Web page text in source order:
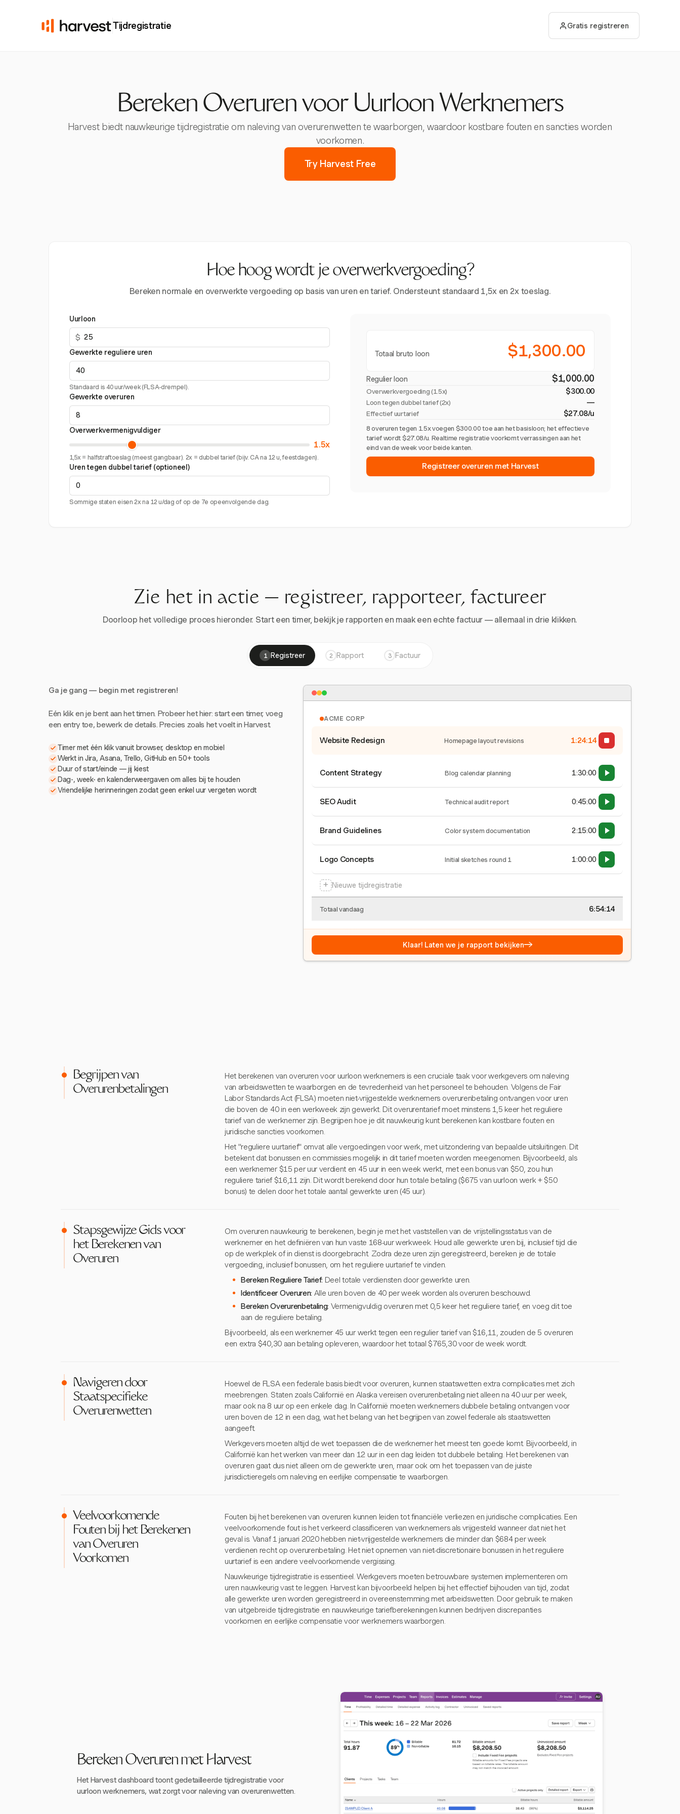
Tijdregistratie Gratis registreren
Bereken Overuren voor Uurloon Werknemers
Harvest biedt nauwkeurige tijdregistratie om naleving van overurenwetten te waarborgen, waardoor kostbare fouten en sancties worden
voorkomen.
Try Harvest Free
Hoe hoog wordt je overwerkvergoeding?
Bereken normale en overwerkte vergoeding op basis van uren en tarief. Ondersteunt standaard 1,5x en 2x toeslag.
Uurloon
$
Gewerkte reguliere uren
Standaard is 40 uur/week (FLSA-drempel).
Gewerkte overuren
Overwerkvermenigvuldiger
1.5x
1,5x = halfstraftoeslag (meest gangbaar). 2x = dubbel tarief (bijv. CA na 12 u, feestdagen).
Uren tegen dubbel tarief (optioneel)
Sommige staten eisen 2x na 12 u/dag of op de 7e opeenvolgende dag.
Totaal bruto loon $1,300.00
Regulier loon $1,000.00
Overwerkvergoeding (1.5x) $300.00
Loon tegen dubbel tarief (2x) —
Effectief uurtarief $27.08/u
8 overuren tegen 1.5x voegen $300.00 toe aan het basisloon; het effectieve
tarief wordt $27.08/u. Realtime registratie voorkomt verrassingen aan het
eind van de week voor beide kanten.
Registreer overuren met Harvest
Zie het in actie — registreer, rapporteer, factureer
Doorloop het volledige proces hieronder. Start een timer, bekijk je rapporten en maak een echte factuur — allemaal in drie klikken.
1 Registreer 2 Rapport 3 Factuur
Ga je gang — begin met registreren!
Eén klik en je bent aan het timen. Probeer het hier: start een timer, voeg
een entry toe, bewerk de details. Precies zoals het voelt in Harvest.
Timer met één klik vanuit browser, desktop en mobiel
Werkt in Jira, Asana, Trello, GitHub en 50+ tools
Duur of start/einde — jij kiest
Dag-, week- en kalenderweergaven om alles bij te houden
Vriendelijke herinneringen zodat geen enkel uur vergeten wordt
ACME CORP
Website Redesign Homepage layout revisions 1:24:14
Content Strategy Blog calendar planning 1:30:00
SEO Audit Technical audit report 0:45:00
Brand Guidelines Color system documentation 2:15:00
Logo Concepts Initial sketches round 1 1:00:00
+ Nieuwe tijdregistratie
Totaal vandaag 6:54:14
Klaar! Laten we je rapport bekijken→
Begrijpen van
Overurenbetalingen
Het berekenen van overuren voor uurloon werknemers is een cruciale taak voor werkgevers om naleving
van arbeidswetten te waarborgen en de tevredenheid van het personeel te behouden. Volgens de Fair
Labor Standards Act (FLSA) moeten niet-vrijgestelde werknemers overurenbetaling ontvangen voor uren
die boven de 40 in een werkweek zijn gewerkt. Dit overurentarief moet minstens 1,5 keer het reguliere
tarief van de werknemer zijn. Begrijpen hoe je dit nauwkeurig kunt berekenen kan kostbare fouten en
juridische sancties voorkomen.
Het "reguliere uurtarief" omvat alle vergoedingen voor werk, met uitzondering van bepaalde uitsluitingen. Dit
betekent dat bonussen en commissies mogelijk in dit tarief moeten worden meegenomen. Bijvoorbeeld, als
een werknemer $15 per uur verdient en 45 uur in een week werkt, met een bonus van $50, zou hun
reguliere tarief $16,11 zijn. Dit wordt berekend door hun totale betaling ($675 van uurloon werk + $50
bonus) te delen door het totale aantal gewerkte uren (45 uur).
Stapsgewijze Gids voor
het Berekenen van
Overuren
Om overuren nauwkeurig te berekenen, begin je met het vaststellen van de vrijstellingsstatus van de
werknemer en het definiëren van hun vaste 168-uur werkweek. Houd alle gewerkte uren bij, inclusief tijd die
op de werkplek of in dienst is doorgebracht. Zodra deze uren zijn geregistreerd, bereken je de totale
vergoeding, inclusief bonussen, om het reguliere uurtarief te vinden.
Bereken Reguliere Tarief: Deel totale verdiensten door gewerkte uren.
Identificeer Overuren: Alle uren boven de 40 per week worden als overuren beschouwd.
Bereken Overurenbetaling: Vermenigvuldig overuren met 0,5 keer het reguliere tarief, en voeg dit toe
aan de reguliere betaling.
Bijvoorbeeld, als een werknemer 45 uur werkt tegen een regulier tarief van $16,11, zouden de 5 overuren
een extra $40,30 aan betaling opleveren, waardoor het totaal $765,30 voor de week wordt.
Navigeren door
Staatspecifieke
Overurenwetten
Hoewel de FLSA een federale basis biedt voor overuren, kunnen staatswetten extra complicaties met zich
meebrengen. Staten zoals Californië en Alaska vereisen overurenbetaling niet alleen na 40 uur per week,
maar ook na 8 uur op een enkele dag. In Californië moeten werknemers dubbele betaling ontvangen voor
uren boven de 12 in een dag, wat het belang van het begrijpen van zowel federale als staatswetten
aangeeft.
Werkgevers moeten altijd de wet toepassen die de werknemer het meest ten goede komt. Bijvoorbeeld, in
Californië kan het werken van meer dan 12 uur in een dag leiden tot dubbele betaling. Het berekenen van
overuren gaat dus niet alleen om de gewerkte uren, maar ook om het toepassen van de juiste
jurisdictieregels om naleving en eerlijke compensatie te waarborgen.
Veelvoorkomende
Fouten bij het Berekenen
van Overuren
Voorkomen
Fouten bij het berekenen van overuren kunnen leiden tot financiële verliezen en juridische complicaties. Een
veelvoorkomende fout is het verkeerd classificeren van werknemers als vrijgesteld wanneer dat niet het
geval is. Vanaf 1 januari 2020 hebben niet-vrijgestelde werknemers die minder dan $684 per week
verdienen recht op overurenbetaling. Het niet opnemen van niet-discretionaire bonussen in het reguliere
uurtarief is een andere veelvoorkomende vergissing.
Nauwkeurige tijdregistratie is essentieel. Werkgevers moeten betrouwbare systemen implementeren om
uren nauwkeurig vast te leggen. Harvest kan bijvoorbeeld helpen bij het effectief bijhouden van tijd, zodat
alle gewerkte uren worden geregistreerd in overeenstemming met arbeidswetten. Door gebruik te maken
van uitgebreide tijdregistratie en nauwkeurige tariefberekeningen kunnen bedrijven discrepanties
voorkomen en eerlijke compensatie voor werknemers waarborgen.
Bereken Overuren met Harvest
Het Harvest dashboard toont gedetailleerde tijdregistratie voor
uurloon werknemers, wat zorgt voor naleving van overurenwetten.